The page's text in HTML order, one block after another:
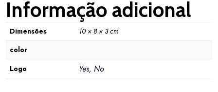
Informação adicional
Dimensões
10 × 8 × 3 cm
color
Logo
Yes, No